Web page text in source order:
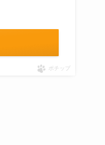
ポチップ